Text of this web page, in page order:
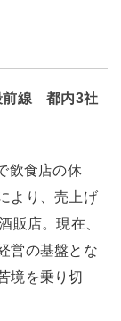
前線 都内3社
飲食店の休
より、売上げ
販店。現在、
営の基盤とな
境を乗り切